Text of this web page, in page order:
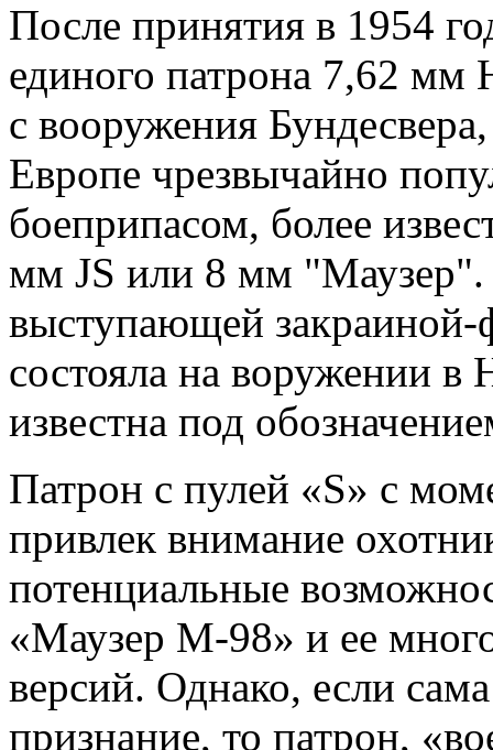
После принятия в 1954
единого патрона 7,62
с вооружения
Европе чрезвычайно
боеприпасом, более
мм JS или 8 мм "Маузер".
выступающей закраиной-
состояла на воружении в
известна под
Патрон с пулей «S» с
привлек внимание
потенциальные
«Маузер М-98» и ее
версий. Однако, если
признание, то патрон,